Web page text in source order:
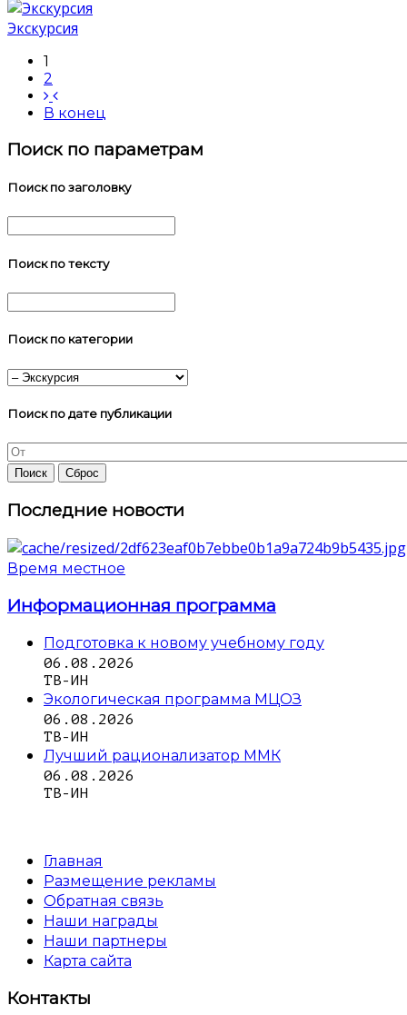
Экскурсия
1
2
В конец
Поиск по параметрам
Поиск по заголовку
Поиск по тексту
Поиск по категории
Поиск по дате публикации
Последние новости
Время местное
Информационная программа
Подготовка к новому учебному году
06.08.2026
ТВ-ИН
Экологическая программа МЦОЗ
06.08.2026
ТВ-ИН
Лучший рационализатор ММК
06.08.2026
ТВ-ИН
Главная
Размещение рекламы
Обратная связь
Наши награды
Наши партнеры
Карта сайта
Контакты